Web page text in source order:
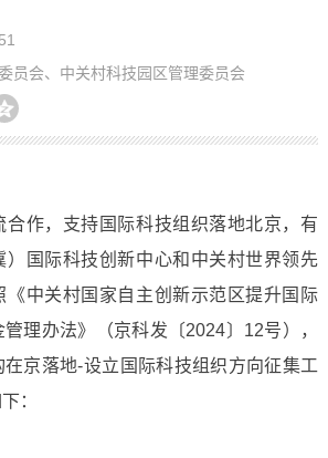
员会、中关村科技园区管理委员会
作，支持国际科技组织落地北京，有
）国际科技创新中心和中关村世界领先
《中关村国家自主创新示范区提升国际
理办法》（京科发〔2024〕12号），
京落地-设立国际科技组织方向征集工
：